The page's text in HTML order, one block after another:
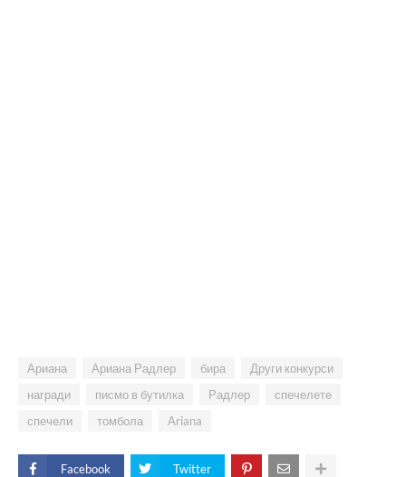
Ариана Ариана Радлер бира
Други конкурси
награди
писмо в бутилка Радлер
спечелете
спечели
томбола Ariana
Facebook Twitter